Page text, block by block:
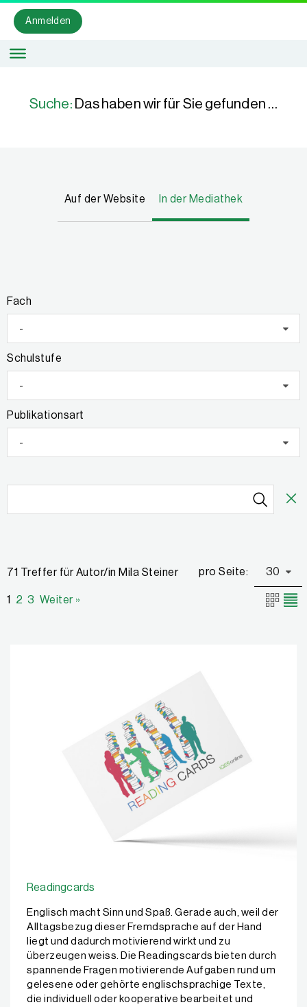
Anmelden
Suche: Das haben wir für Sie gefunden …
Auf der Website In der Mediathek
Fach
-
Schulstufe
-
Publikationsart
-
71 Treffer für Autor/in Mila Steiner pro Seite: 30
1 2 3 Weiter »
Readingcards
Englisch macht Sinn und Spaß. Gerade auch, weil der
Alltagsbezug dieser Fremdsprache auf der Hand
liegt und dadurch motivierend wirkt und zu
überzeugen weiss. Die Readingscards bieten durch
spannende Fragen motivierende Aufgaben rund um
gelesene oder gehörte englischsprachige Texte,
die individuell oder kooperative bearbeitet und